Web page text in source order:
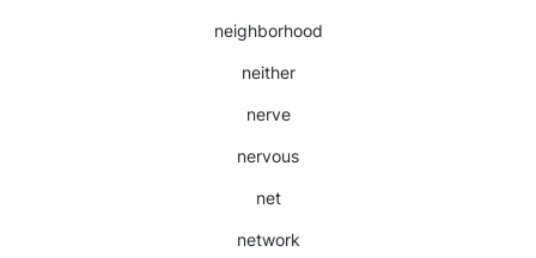
neighborhood
neither
nerve
nervous
net
network